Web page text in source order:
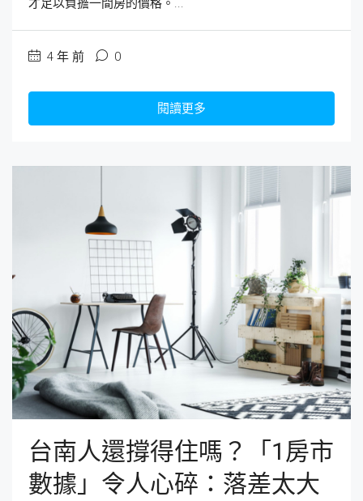
才足以負擔一間房的價格。...
4 年 前 0
閱讀更多
台南人還撐得住嗎？「1房市
數據」令人心碎：落差太大